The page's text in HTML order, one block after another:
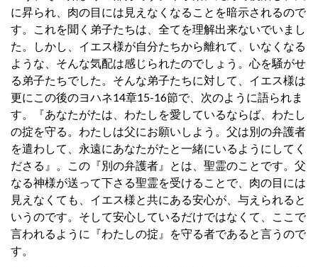
に昇られ、肉の目には見えなくなることを暗示されるので
す。これを聞く弟子たちは、全てを理解出来ないでいまし
た。しかし、イエス様が自分たちから離れて、いなくなる
ような、そんな気配は感じられたのでしょう。心を騒がせ
る弟子たちでした。そんな弟子たちに対して、イエス様は
更にこの後のヨハネ14章15-16節で、次のように語られま
す。『あなたがたは、わたしを愛しているならば、わたし
の掟を守る。わたしは父にお願いしよう。父は別の弁護者
を遣わして、永遠にあなたがたと一緒にいるようにしてく
ださる』。この『別の弁護者』とは、聖霊のことです。父
なる神様が送って下さる聖霊を受けることで、肉の目には
見えなくても、イエス様と共にある安心が、与えられると
いうのです。そして安心しているだけではなくて、ここで
言われるように『わたしの掟』を守る者であると言うので
す。